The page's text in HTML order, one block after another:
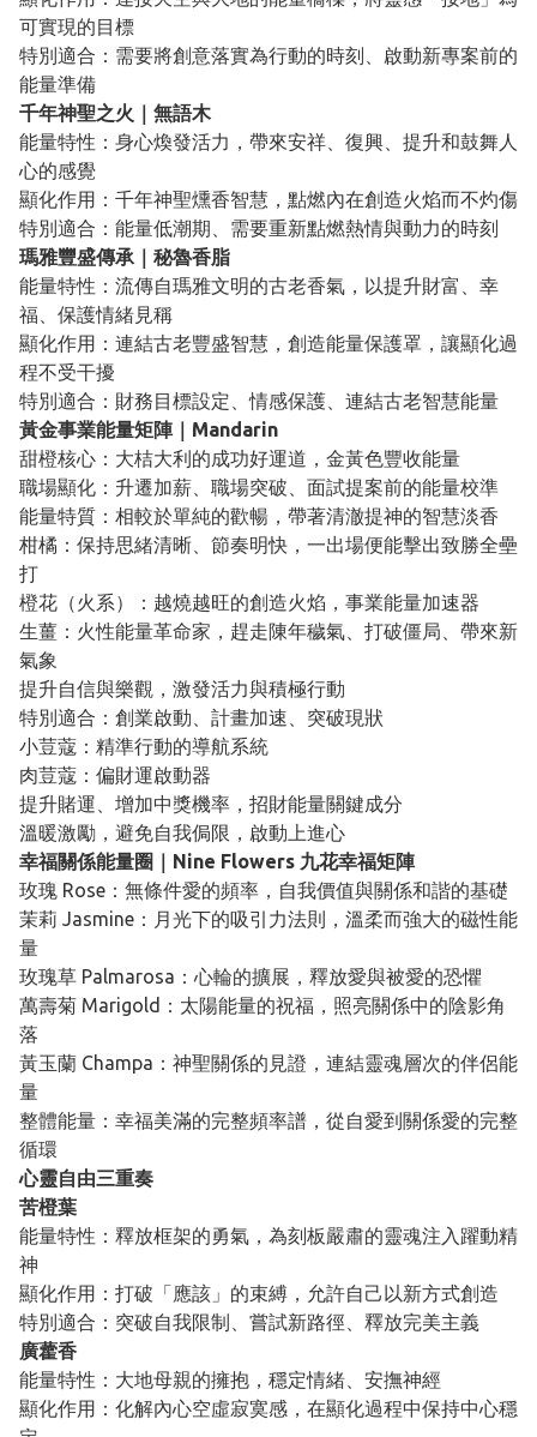
可實現的目標
特別適合：需要將創意落實為行動的時刻、啟動新專案前的
能量準備
千年神聖之火｜無語木
能量特性：身心煥發活力，帶來安祥、復興、提升和鼓舞人
心的感覺
顯化作用：千年神聖燻香智慧，點燃內在創造火焰而不灼傷
特別適合：能量低潮期、需要重新點燃熱情與動力的時刻
瑪雅豐盛傳承｜秘魯香脂
能量特性：流傳自瑪雅文明的古老香氣，以提升財富、幸
福、保護情緒見稱
顯化作用：連結古老豐盛智慧，創造能量保護罩，讓顯化過
程不受干擾
特別適合：財務目標設定、情感保護、連結古老智慧能量
黃金事業能量矩陣｜Mandarin
甜橙核心：大桔大利的成功好運道，金黃色豐收能量
職場顯化：升遷加薪、職場突破、面試提案前的能量校準
能量特質：相較於單純的歡暢，帶著清澈提神的智慧淡香
柑橘：保持思緒清晰、節奏明快，一出場便能擊出致勝全壘
打
橙花（火系）：越燒越旺的創造火焰，事業能量加速器
生薑：火性能量革命家，趕走陳年穢氣、打破僵局、帶來新
氣象
提升自信與樂觀，激發活力與積極行動
特別適合：創業啟動、計畫加速、突破現狀
小荳蔻：精準行動的導航系統
肉荳蔻：偏財運啟動器
提升賭運、增加中獎機率，招財能量關鍵成分
溫暖激勵，避免自我侷限，啟動上進心
幸福關係能量圈｜Nine Flowers 九花幸福矩陣
玫瑰 Rose：無條件愛的頻率，自我價值與關係和諧的基礎
茉莉 Jasmine：月光下的吸引力法則，溫柔而強大的磁性能
量
玫瑰草 Palmarosa：心輪的擴展，釋放愛與被愛的恐懼
萬壽菊 Marigold：太陽能量的祝福，照亮關係中的陰影角
落
黃玉蘭 Champa：神聖關係的見證，連結靈魂層次的伴侶能
量
整體能量：幸福美滿的完整頻率譜，從自愛到關係愛的完整
循環
心靈自由三重奏
苦橙葉
能量特性：釋放框架的勇氣，為刻板嚴肅的靈魂注入躍動精
神
顯化作用：打破「應該」的束縛，允許自己以新方式創造
特別適合：突破自我限制、嘗試新路徑、釋放完美主義
廣藿香
能量特性：大地母親的擁抱，穩定情緒、安撫神經
顯化作用：化解內心空虛寂寞感，在顯化過程中保持中心穩